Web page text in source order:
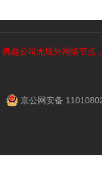
携趣公司无境外网络节点
京公网安备